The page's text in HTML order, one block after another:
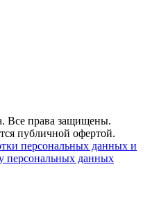
Все права защищены.
публичной офертой.
персональных данных и
персональных данных